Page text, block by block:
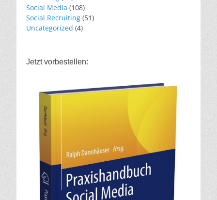
Social Media (108)
Social Recruiting (51)
Uncategorized (4)
Jetzt vorbestellen: